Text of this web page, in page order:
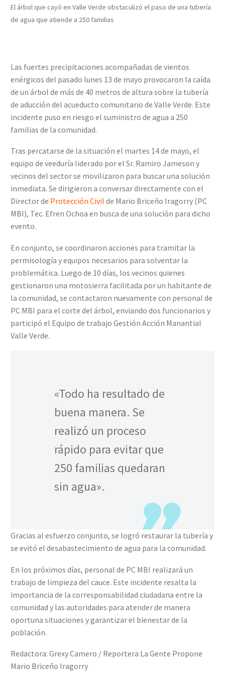
El árbol que cayó en Valle Verde obstaculizó el paso de una tubería
de agua que atiende a 250 familias
Las fuertes precipitaciones acompañadas de vientos
enérgicos del pasado lunes 13 de mayo provocaron la caída
de un árbol de más de 40 metros de altura sobre la tubería
de aducción del acueducto comunitario de Valle Verde. Este
incidente puso en riesgo el suministro de agua a 250
familias de la comunidad.
Tras percatarse de la situación el martes 14 de mayo, el
equipo de veeduría liderado por el Sr. Ramiro Jameson y
vecinos del sector se movilizaron para buscar una solución
inmediata. Se dirigieron a conversar directamente con el
Director de Protección Civil de Mario Briceño Iragorry (PC
MBI), Tec. Efren Ochoa en busca de una solución para dicho
evento.
En conjunto, se coordinaron acciones para tramitar la
permisología y equipos necesarios para solventar la
problemática. Luego de 10 días, los vecinos quienes
gestionaron una motosierra facilitada por un habitante de
la comunidad, se contactaron nuevamente con personal de
PC MBI para el corte del árbol, enviando dos funcionarios y
participó el Equipo de trabajo Gestión Acción Manantial
Valle Verde.
«Todo ha resultado de
buena manera. Se
realizó un proceso
rápido para evitar que
250 familias quedaran
sin agua».
Gracias al esfuerzo conjunto, se logró restaurar la tubería y
se evitó el desabastecimiento de agua para la comunidad.
En los próximos días, personal de PC MBI realizará un
trabajo de limpieza del cauce. Este incidente resalta la
importancia de la corresponsabilidad ciudadana entre la
comunidad y las autoridades para atender de manera
oportuna situaciones y garantizar el bienestar de la
población.
Redactora: Grexy Camero / Reportera La Gente Propone
Mario Briceño Iragorry